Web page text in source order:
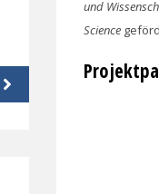
und
Science